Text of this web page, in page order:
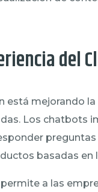
del
está mejorando la
Los chatbots
basadas en
a las